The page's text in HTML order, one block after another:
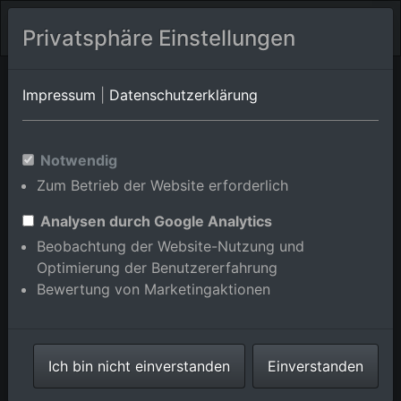
Rheinstetten Baden-Württemberg
Luftbildalbum von
Rheinstetten/Forchheim in
Baden-Württemberg,
Deutschland
Privatsphäre Einstellungen
Impressum Datenschutzerklärung
Notwendig
Zum Betrieb der Website erforderlich
Analysen durch Google Analytics
Beobachtung der Website-Nutzung und
Optimierung der Benutzererfahrung
Bewertung von Marketingaktionen
Ich bin nicht einverstanden Einverstanden